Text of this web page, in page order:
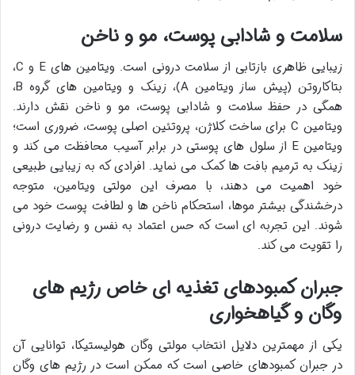
سلامت و شادابی پوست، مو و ناخن
زیبایی ظاهری بازتابی از سلامت درونی است. ویتامین های E و C،
بتاکاروتن (پیش ساز ویتامین A)، زینک و ویتامین های گروه B،
همگی در حفظ سلامت و شادابی پوست، مو و ناخن نقش دارند.
ویتامین C برای ساخت کلاژن، پروتئین اصلی پوست، ضروری است؛
ویتامین E از سلول های پوستی در برابر آسیب محافظت می کند و
زینک به ترمیم بافت ها کمک می نماید. افرادی که به زیبایی طبیعی
خود اهمیت می دهند، با مصرف این مولتی ویتامین، متوجه
درخشندگی بیشتر موها، استحکام ناخن ها و لطافت پوست خود می
شوند. این تجربه ای است که حس اعتماد به نفس و رضایت درونی
را تقویت می کند.
جبران کمبودهای تغذیه ای خاص رژیم های
وگان و گیاهخواری
یکی از مهمترین دلایل انتخاب مولتی وگان هولیستیکا، توانایی آن
در جبران کمبودهای خاصی است که ممکن است در رژیم های وگان